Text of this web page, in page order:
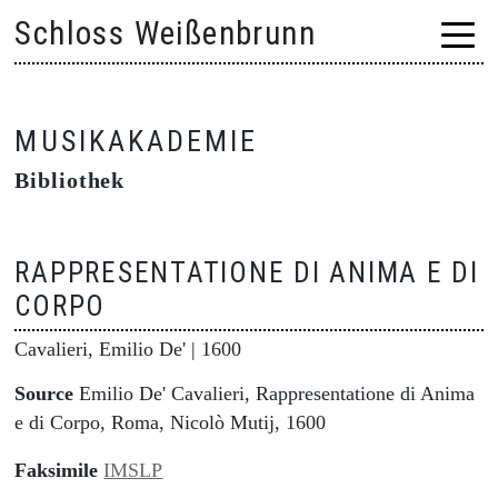
content
Schloss Weißenbrunn
MUSIKAKADEMIE
Bibliothek
RAPPRESENTATIONE DI ANIMA E DI
CORPO
Cavalieri, Emilio De' | 1600
Source Emilio De' Cavalieri, Rappresentatione di Anima
e di Corpo, Roma, Nicolò Mutij, 1600
Faksimile IMSLP